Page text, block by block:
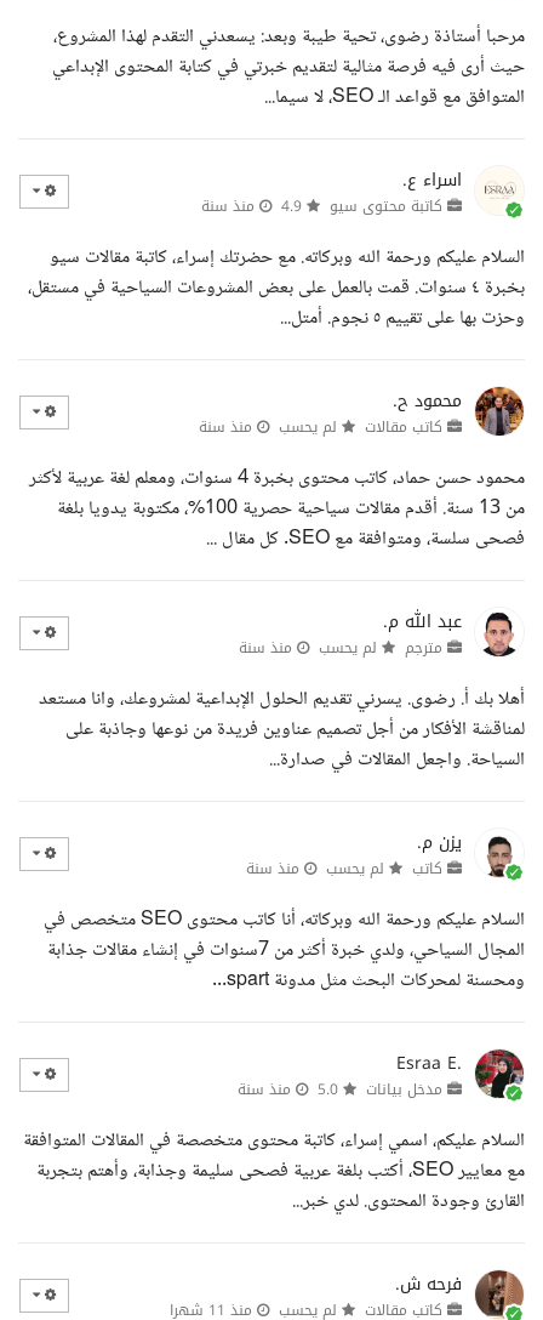
مرحبا أستاذة رضوى، تحية طيبة وبعد: يسعدني التقدم لهذا المشروع،
حيث أرى فيه فرصة مثالية لتقديم خبرتي في كتابة المحتوى الإبداعي
المتوافق مع قواعد الـ SEO، لا سيما...
اسراء ع.
كاتبة محتوى سيو منذ سنة
السلام عليكم ورحمة الله وبركاته. مع حضرتك إسراء، كاتبة مقالات سيو
بخبرة ٤ سنوات. قمت بالعمل على بعض المشروعات السياحية في مستقل،
وحزت بها على تقييم ٥ نجوم. أمتل...
محمود ح.
كاتب مقالات لم يحسب منذ سنة
محمود حسن حماد، كاتب محتوى بخبرة 4 سنوات، ومعلم لغة عربية لأكثر
من 13 سنة. أقدم مقالات سياحية حصرية 100%، مكتوبة يدويا بلغة
فصحى سلسة، ومتوافقة مع SEO. كل مقال ...
عبد الله م.
مترجم لم يحسب منذ سنة
أهلا بك أ. رضوى. يسرني تقديم الحلول الإبداعية لمشروعك، وانا مستعد
لمناقشة الأفكار من أجل تصميم عناوين فريدة من نوعها وجاذبة على
السياحة. واجعل المقالات في صدارة...
يزن م.
كاتب لم يحسب منذ سنة
السلام عليكم ورحمة الله وبركاته، أنا كاتب محتوى SEO متخصص في
المجال السياحي، ولدي خبرة أكثر من 7سنوات في إنشاء مقالات جذابة
ومحسنة لمحركات البحث مثل مدونة spart...
Esraa E.
مدخل بيانات منذ سنة
السلام عليكم، اسمي إسراء، كاتبة محتوى متخصصة في المقالات المتوافقة
مع معايير SEO، أكتب بلغة عربية فصحى سليمة وجذابة، وأهتم بتجربة
القارئ وجودة المحتوى. لدي خبر...
فرحه ش.
كاتب مقالات لم يحسب منذ 11 شهرا